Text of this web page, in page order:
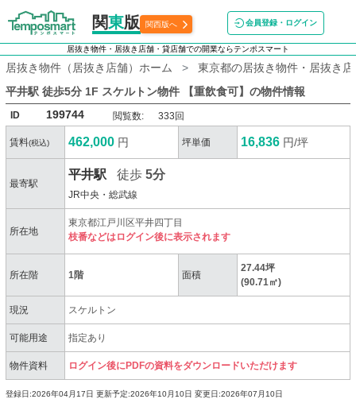
関東版 関西版へ 会員登録・ログイン
居抜き物件・居抜き店舗・貸店舗での開業ならテンポスマート
居抜き物件（居抜き店舗）ホーム
東京都の居抜き物件・居抜き
平井駅 徒歩5分 1F スケルトン物件 【重飲食可】 の物件情報
ID 199744 閲覧数: 333回
賃料(税込) 462,000 円 坪単価 16,836 円/坪
最寄駅
平井駅 徒歩5分
JR中央・総武線
所在地
東京都江戸川区平井四丁目
枝番などはログイン後に表示されます
所在階 1階 面積
27.44坪
(90.71㎡)
現況 スケルトン
可能用途 指定あり
物件資料 ログイン後にPDFの資料をダウンロードいただけます
登録日:2026年04月17日 更新予定:2026年10月10日 変更日:2026年07月10日